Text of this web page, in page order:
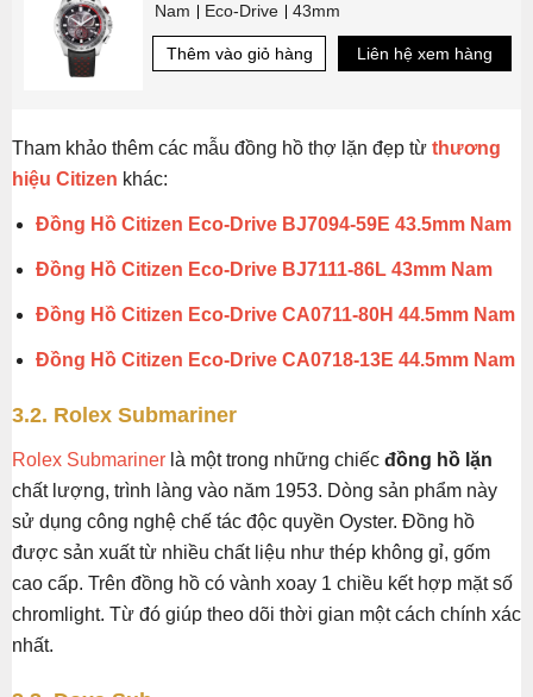
Nam Eco-Drive 43mm
Thêm vào giỏ hàng Liên hệ xem hàng
Tham khảo thêm các mẫu đồng hồ thợ lặn đẹp từ thương
hiệu Citizen khác:
Đồng Hồ Citizen Eco-Drive BJ7094-59E 43.5mm Nam
Đồng Hồ Citizen Eco-Drive BJ7111-86L 43mm Nam
Đồng Hồ Citizen Eco-Drive CA0711-80H 44.5mm Nam
Đồng Hồ Citizen Eco-Drive CA0718-13E 44.5mm Nam
3.2. Rolex Submariner
Rolex Submariner là một trong những chiếc đồng hồ lặn
chất lượng, trình làng vào năm 1953. Dòng sản phẩm này
sử dụng công nghệ chế tác độc quyền Oyster. Đồng hồ
được sản xuất từ nhiều chất liệu như thép không gỉ, gốm
cao cấp. Trên đồng hồ có vành xoay 1 chiều kết hợp mặt số
chromlight. Từ đó giúp theo dõi thời gian một cách chính xác
nhất.